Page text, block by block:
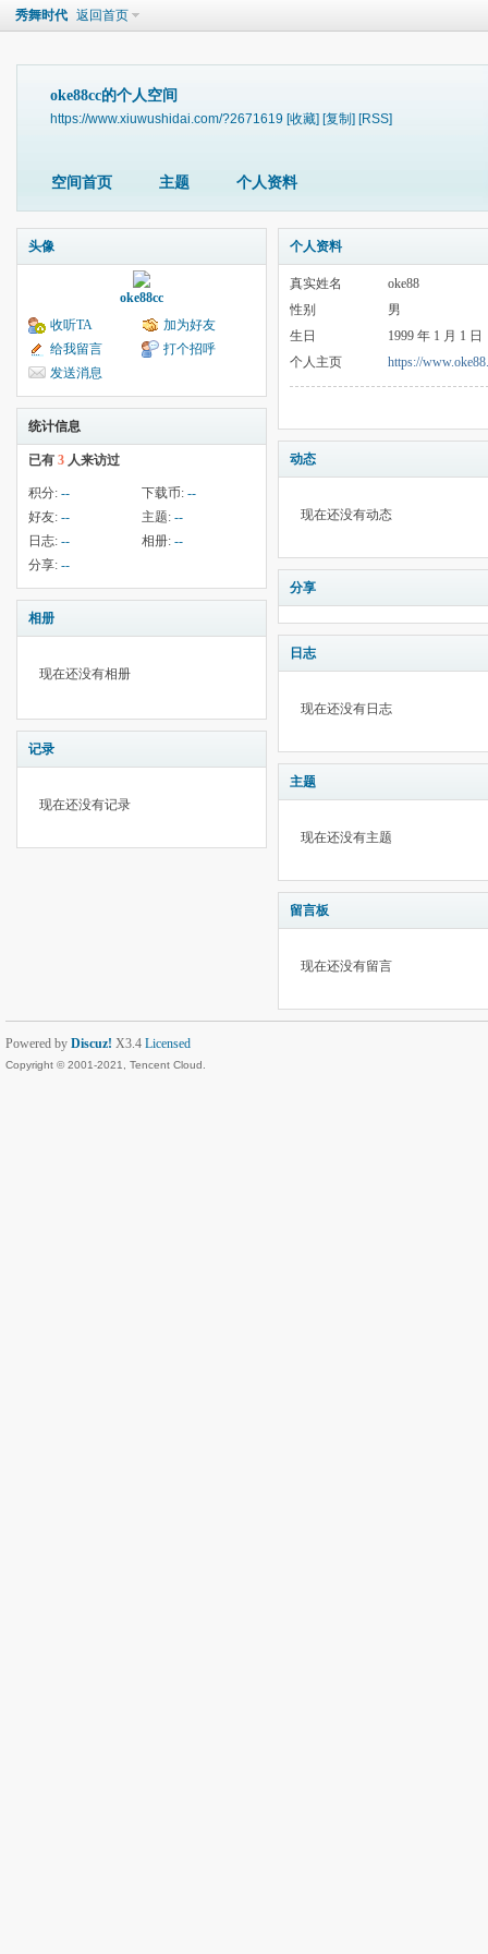
秀舞时代 返回首页
oke88cc的个人空间
https://www.xiuwushidai.com/?2671619 [收藏] [复制] [RSS]
空间首页 主题 个人资料
头像
oke88cc
收听TA
加为好友
给我留言
打个招呼
发送消息
统计信息
已有 3 人来访过
积分: -- 下载币: --
好友: -- 主题: --
日志: -- 相册: --
分享: --
相册
现在还没有相册
记录
现在还没有记录
个人资料
真实姓名
oke88
性别
男
生日
1999 年 1 月 1 日
个人主页
https://
动态
现在还没有动态
分享
日志
现在还没有日志
主题
现在还没有主题
留言板
现在还没有留言
Powered by Discuz! X3.4 Licensed
Copyright © 2001-2021, Tencent Cloud.